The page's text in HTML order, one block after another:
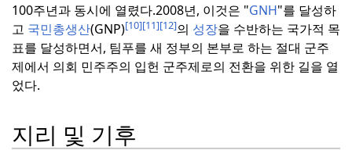
100주년과 동시에 열렸다.2008년, 이것은 "GNH"를 달성하
고 국민총생산(GNP)[10][11][12]의 성장을 수반하는 국가적 목
표를 달성하면서, 팀푸를 새 정부의 본부로 하는 절대 군주
제에서 의회 민주주의 입헌 군주제로의 전환을 위한 길을 열
었다.
지리 및 기후